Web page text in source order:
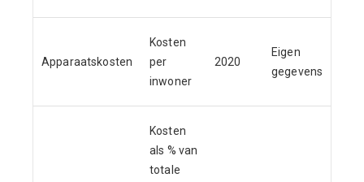
Apparaatskosten
Kosten
per
inwoner
2020
Eigen
gegevens
Kosten
als % van
totale